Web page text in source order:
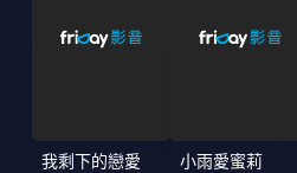
我剩下的戀愛 小雨愛蜜莉